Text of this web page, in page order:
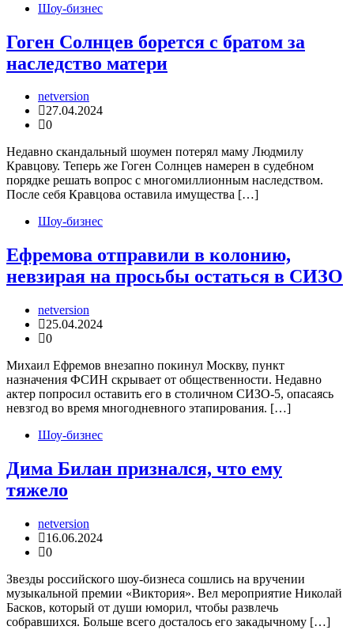
Шоу-бизнес
Гоген Солнцев борется с братом за
наследство матери
netversion
27.04.2024
0
Недавно скандальный шоумен потерял маму Людмилу
Кравцову. Теперь же Гоген Солнцев намерен в судебном
порядке решать вопрос с многомиллионным наследством.
После себя Кравцова оставила имущества […]
Шоу-бизнес
Ефремова отправили в колонию,
невзирая на просьбы остаться в СИЗО
netversion
25.04.2024
0
Михаил Ефремов внезапно покинул Москву, пункт
назначения ФСИН скрывает от общественности. Недавно
актер попросил оставить его в столичном СИЗО-5, опасаясь
невзгод во время многодневного этапирования. […]
Шоу-бизнес
Дима Билан признался, что ему
тяжело
netversion
16.06.2024
0
Звезды российского шоу-бизнеса сошлись на вручении
музыкальной премии «Виктория». Вел мероприятие Николай
Басков, который от души юморил, чтобы развлечь
собравшихся. Больше всего досталось его закадычному […]